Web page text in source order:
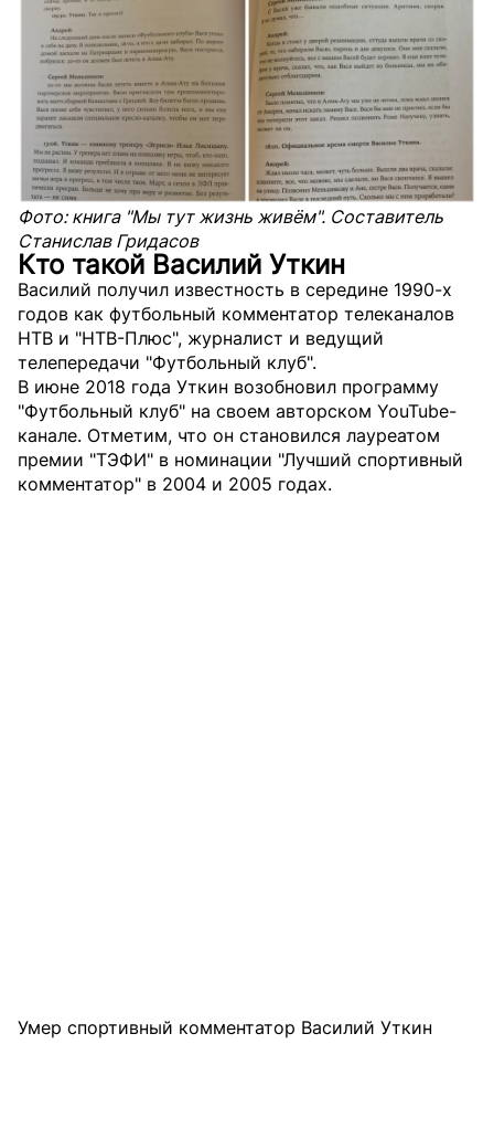
Фото: книга "Мы тут жизнь живём". Составитель
Станислав Гридасов
Кто такой Василий Уткин
Василий получил известность в середине 1990-х
годов как футбольный комментатор телеканалов
НТВ и "НТВ-Плюс", журналист и ведущий
телепередачи "Футбольный клуб".
В июне 2018 года Уткин возобновил программу
"Футбольный клуб" на своем авторском YouTube-
канале. Отметим, что он становился лауреатом
премии "ТЭФИ" в номинации "Лучший спортивный
комментатор" в 2004 и 2005 годах.
Умер спортивный комментатор Василий Уткин